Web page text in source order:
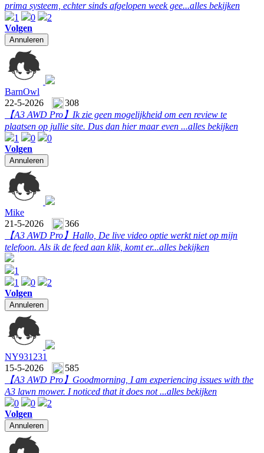
prima systeem, echter sinds afgelopen week gee...alles bekijken
1
0
2
Volgen
Annuleren
BarnOwl
22-5-2026
308
【A3 AWD Pro】 Ik zie geen mogelijkheid om een review te
plaatsen op jullie site. Dus dan hier maar even ...alles bekijken
1
0
0
Volgen
Annuleren
Mike
21-5-2026
366
【A3 AWD Pro】 Hallo, De live video optie werkt niet op mijn
telefoon. Als ik de feed aan klik, komt er...alles bekijken
1
1
0
2
Volgen
Annuleren
NY931231
15-5-2026
585
【A3 AWD Pro】 Goodmorning, I am experiencing issues with the
A3 lawn mower. I noticed that it does not ...alles bekijken
0
0
2
Volgen
Annuleren